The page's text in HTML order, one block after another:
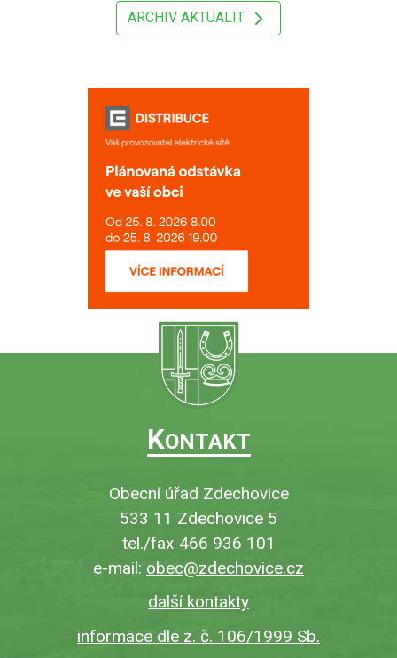
ARCHIV AKTUALIT
KONTAKT
Obecní úřad Zdechovice
533 11 Zdechovice 5
tel./fax 466 936 101
e-mail: obec@zdechovice.cz
další kontakty
informace dle z. č. 106/1999 Sb.